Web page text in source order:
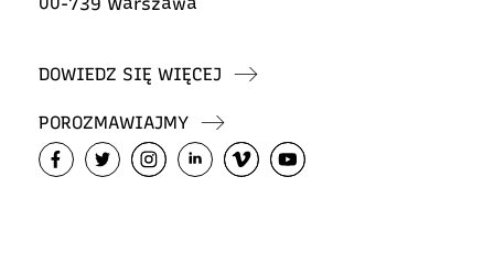
00-739 Warszawa
DOWIEDZ SIĘ WIĘCEJ
POROZMAWIAJMY